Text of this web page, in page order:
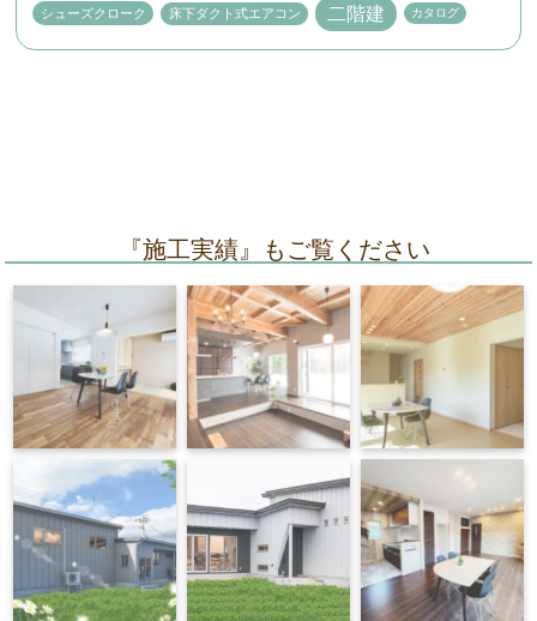
シューズクローク 床下ダクト式エアコン 二階建 カタログ
『施工実績』もご覧ください